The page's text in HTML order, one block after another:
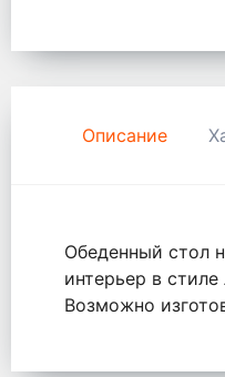
Описание
Обеденный стол
интерьер в
Возможно